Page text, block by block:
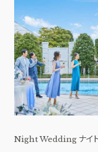
Night Wedding ナイ